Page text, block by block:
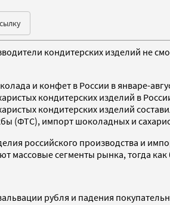
кондитерских изделий не
и конфет в России в январе-
кондитерских изделий в
кондитерских изделий
(ФТС), импорт шоколадных и
российского производства и
массовые сегменты рынка, тогда
рубля и падения